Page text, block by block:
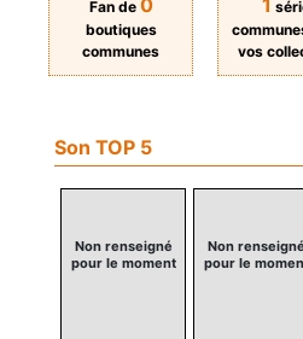
Fan de 0
boutiques
communes
1
vos
Son TOP 5
Non renseigné
pour le moment
Non renseigné
pour le